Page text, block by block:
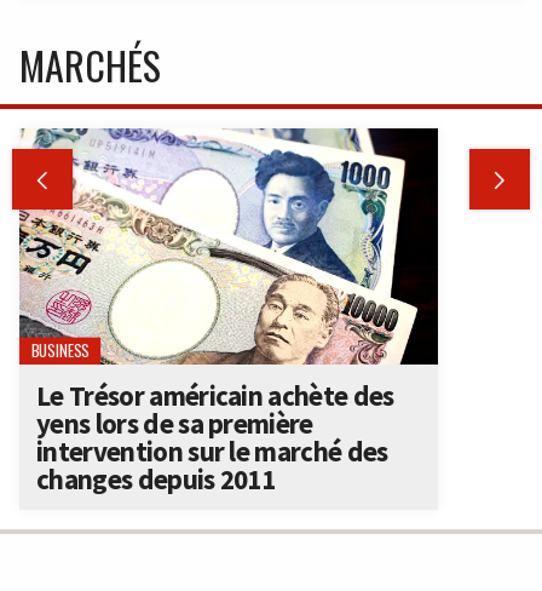
MARCHÉS
 
BUSINESS
Le Trésor américain achète des
yens lors de sa première
intervention sur le marché des
changes depuis 2011